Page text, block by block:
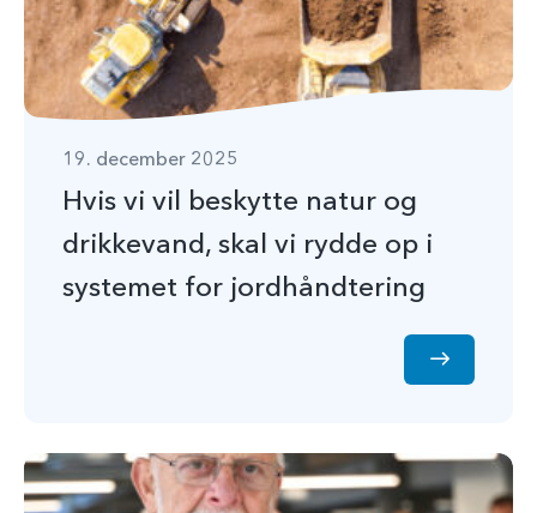
19. december 2025
Hvis vi vil beskytte natur og
drikkevand, skal vi rydde op i
systemet for jordhåndtering